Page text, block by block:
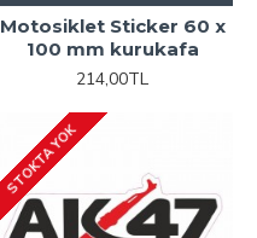
Motosiklet Sticker 60 x
100 mm kurukafa
214,00TL
STOKTA YOK